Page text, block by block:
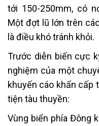
tới 150-250mm, có
Một đợt lũ lớn trên
là điều khó tránh khỏi.
Trước diễn biến cực
nghiệm của một
khuyến cáo khẩn cấp
tiện tàu thuyền:
Vùng biển phía Đông